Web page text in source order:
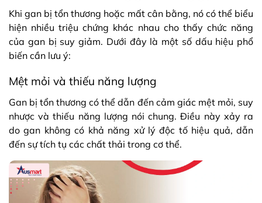
Khi gan bị tổn thương hoặc mất cân bằng, nó có thể biểu
hiện nhiều triệu chứng khác nhau cho thấy chức năng
của gan bị suy giảm. Dưới đây là một số dấu hiệu phổ
biến cần lưu ý:
Mệt mỏi và thiếu năng lượng
Gan bị tổn thương có thể dẫn đến cảm giác mệt mỏi, suy
nhược và thiếu năng lượng nói chung. Điều này xảy ra
do gan không có khả năng xử lý độc tố hiệu quả, dẫn
đến sự tích tụ các chất thải trong cơ thể.